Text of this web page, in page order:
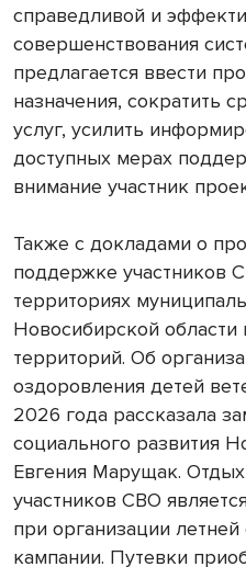
справедливой и
совершенствования
предлагается ввести
назначения, сократить
услуг, усилить
доступных мерах
внимание участник
Также с докладами о
поддержке участников
территориях
Новосибирской области
территорий. Об
оздоровления детей
2026 года рассказала
социального развития
Евгения Марущак.
участников СВО
при организации
кампании. Путевки